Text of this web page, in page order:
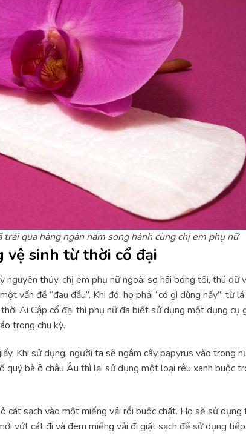
qua hàng ngàn năm song hành cùng chị em phụ nữ
vệ sinh từ thời cổ đại
thủy, chị em phụ nữ ngoài sợ hãi bóng tối, thú dữ
vấn đề “đau đầu”. Khi đó, họ phải “có gì dùng nấy”; từ lá
Ai Cập cổ đại thì phụ nữ đã biết sử dụng một dụng cụ
trong chu kỳ.
Khi sử dụng, người ta sẽ ngâm cây papyrus vào trong
quý bà ở châu Âu thì lại sử dụng một loại rêu xanh buộc
cát sạch vào một miếng vải rồi buộc chặt. Họ sẽ sử dụng
vứt cát đi và đem miếng vải đi giặt sạch để sử dụng